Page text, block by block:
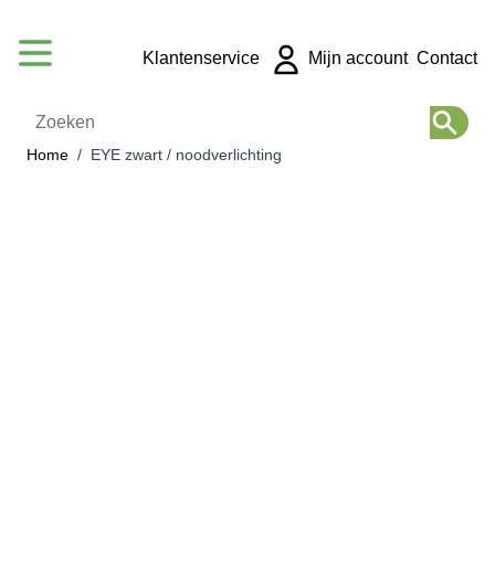
Zoeken
Klantenservice Mijn account Contact
Home / EYE zwart / noodverlichting